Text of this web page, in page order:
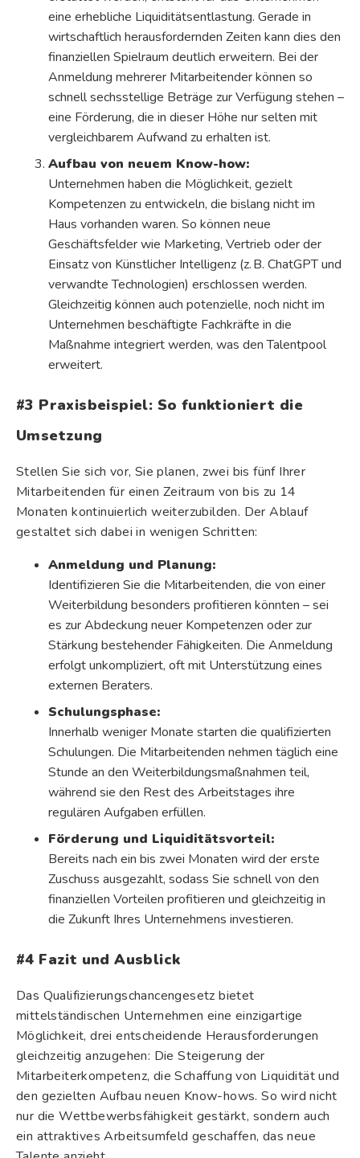
eine erhebliche Liquiditätsentlastung. Gerade in
wirtschaftlich herausfordernden Zeiten kann dies den
finanziellen Spielraum deutlich erweitern. Bei der
Anmeldung mehrerer Mitarbeitender können so
schnell sechsstellige Beträge zur Verfügung stehen –
eine Förderung, die in dieser Höhe nur selten mit
vergleichbarem Aufwand zu erhalten ist.
Aufbau von neuem Know-how:
Unternehmen haben die Möglichkeit, gezielt
Kompetenzen zu entwickeln, die bislang nicht im
Haus vorhanden waren. So können neue
Geschäftsfelder wie Marketing, Vertrieb oder der
Einsatz von Künstlicher Intelligenz (z. B. ChatGPT und
verwandte Technologien) erschlossen werden.
Gleichzeitig können auch potenzielle, noch nicht im
Unternehmen beschäftigte Fachkräfte in die
Maßnahme integriert werden, was den Talentpool
erweitert.
#3 Praxisbeispiel: So funktioniert die
Umsetzung
Stellen Sie sich vor, Sie planen, zwei bis fünf Ihrer
Mitarbeitenden für einen Zeitraum von bis zu 14
Monaten kontinuierlich weiterzubilden. Der Ablauf
gestaltet sich dabei in wenigen Schritten:
Anmeldung und Planung:
Identifizieren Sie die Mitarbeitenden, die von einer
Weiterbildung besonders profitieren könnten – sei
es zur Abdeckung neuer Kompetenzen oder zur
Stärkung bestehender Fähigkeiten. Die Anmeldung
erfolgt unkompliziert, oft mit Unterstützung eines
externen Beraters.
Schulungsphase:
Innerhalb weniger Monate starten die qualifizierten
Schulungen. Die Mitarbeitenden nehmen täglich eine
Stunde an den Weiterbildungsmaßnahmen teil,
während sie den Rest des Arbeitstages ihre
regulären Aufgaben erfüllen.
Förderung und Liquiditätsvorteil:
Bereits nach ein bis zwei Monaten wird der erste
Zuschuss ausgezahlt, sodass Sie schnell von den
finanziellen Vorteilen profitieren und gleichzeitig in
die Zukunft Ihres Unternehmens investieren.
#4 Fazit und Ausblick
Das Qualifizierungschancengesetz bietet
mittelständischen Unternehmen eine einzigartige
Möglichkeit, drei entscheidende Herausforderungen
gleichzeitig anzugehen: Die Steigerung der
Mitarbeiterkompetenz, die Schaffung von Liquidität und
den gezielten Aufbau neuen Know-hows. So wird nicht
nur die Wettbewerbsfähigkeit gestärkt, sondern auch
ein attraktives Arbeitsumfeld geschaffen, das neue